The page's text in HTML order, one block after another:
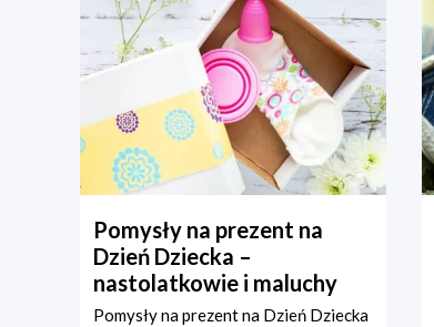
Pomysły na prezent na
Dzień Dziecka –
nastolatkowie i maluchy
Pomysły na prezent na Dzień Dziecka